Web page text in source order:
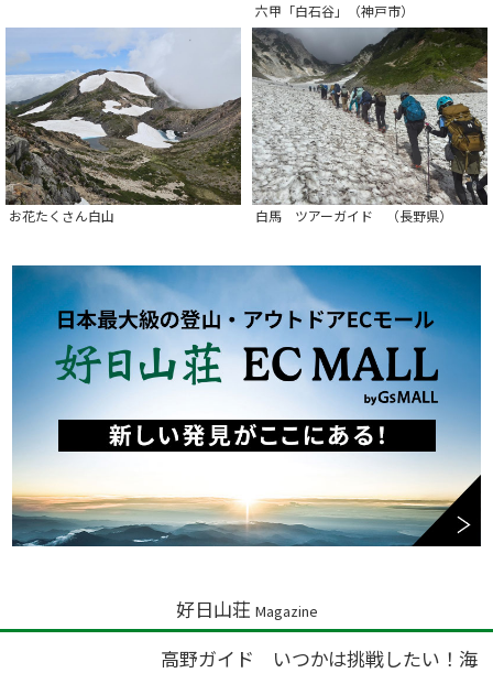
六甲「白石谷」（神戸市）
お花たくさん白山 白馬 ツアーガイド （長野県）
好日山荘 Magazine
高野ガイド いつかは挑戦したい！海